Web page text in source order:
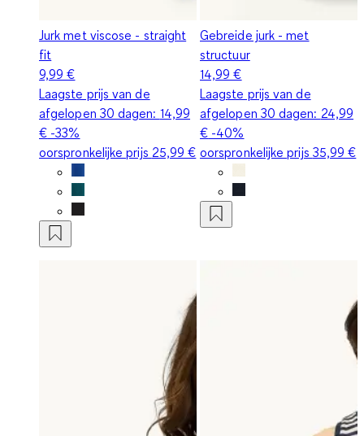
Jurk met viscose - straight
fit
9,99 €
Laagste prijs van de
afgelopen 30 dagen: 14,99
€ -33%
oorspronkelijke prijs 25,99 €
Gebreide jurk - met
structuur
14,99 €
Laagste prijs van de
afgelopen 30 dagen: 24,99
€ -40%
oorspronkelijke prijs 35,99 €